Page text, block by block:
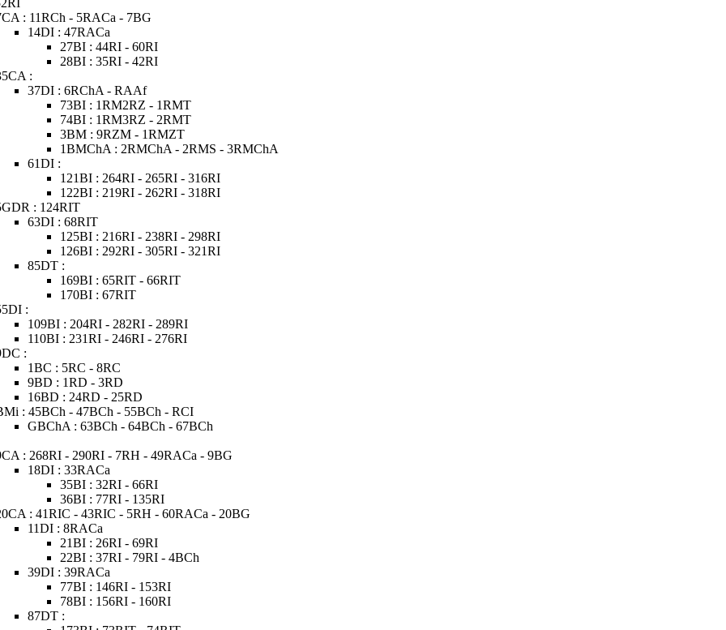
: 11RCh - 5RACa - 7BG
14DI : 47RACa
27BI : 44RI - 60RI
28BI : 35RI - 42RI
:
37DI : 6RChA - RAAf
73BI : 1RM2RZ - 1RMT
74BI : 1RM3RZ - 2RMT
3BM : 9RZM - 1RMZT
1BMChA : 2RMChA - 2RMS - 3RMChA
61DI :
121BI : 264RI - 265RI - 316RI
122BI : 219RI - 262RI - 318RI
: 124RIT
63DI : 68RIT
125BI : 216RI - 238RI - 298RI
126BI : 292RI - 305RI - 321RI
85DT :
169BI : 65RIT - 66RIT
170BI : 67RIT
:
109BI : 204RI - 282RI - 289RI
110BI : 231RI - 246RI - 276RI
:
1BC : 5RC - 8RC
9BD : 1RD - 3RD
16BD : 24RD - 25RD
: 45BCh - 47BCh - 55BCh - RCI
GBChA : 63BCh - 64BCh - 67BCh
: 268RI - 290RI - 7RH - 49RACa - 9BG
18DI : 33RACa
35BI : 32RI - 66RI
36BI : 77RI - 135RI
: 41RIC - 43RIC - 5RH - 60RACa - 20BG
11DI : 8RACa
21BI : 26RI - 69RI
22BI : 37RI - 79RI - 4BCh
39DI : 39RACa
77BI : 146RI - 153RI
78BI : 156RI - 160RI
87DT :